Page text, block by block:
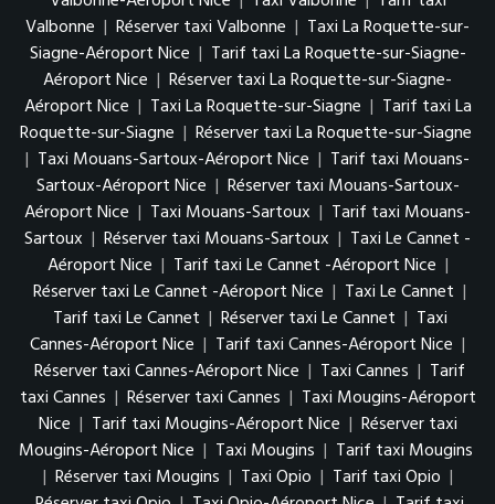
Valbonne | Réserver taxi Valbonne | Taxi La Roquette-sur-
Siagne-Aéroport Nice | Tarif taxi La Roquette-sur-Siagne-
Aéroport Nice | Réserver taxi La Roquette-sur-Siagne-
Aéroport Nice | Taxi La Roquette-sur-Siagne | Tarif taxi La
Roquette-sur-Siagne | Réserver taxi La Roquette-sur-Siagne
| Taxi Mouans-Sartoux-Aéroport Nice | Tarif taxi Mouans-
Sartoux-Aéroport Nice | Réserver taxi Mouans-Sartoux-
Aéroport Nice | Taxi Mouans-Sartoux | Tarif taxi Mouans-
Sartoux | Réserver taxi Mouans-Sartoux | Taxi Le Cannet -
Aéroport Nice | Tarif taxi Le Cannet -Aéroport Nice |
Réserver taxi Le Cannet -Aéroport Nice | Taxi Le Cannet |
Tarif taxi Le Cannet | Réserver taxi Le Cannet | Taxi
Cannes-Aéroport Nice | Tarif taxi Cannes-Aéroport Nice |
Réserver taxi Cannes-Aéroport Nice | Taxi Cannes | Tarif
taxi Cannes | Réserver taxi Cannes | Taxi Mougins-Aéroport
Nice | Tarif taxi Mougins-Aéroport Nice | Réserver taxi
Mougins-Aéroport Nice | Taxi Mougins | Tarif taxi Mougins
| Réserver taxi Mougins | Taxi Opio | Tarif taxi Opio |